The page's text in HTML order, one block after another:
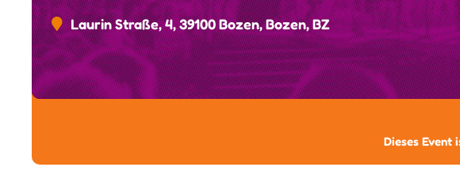
Laurin Straße, 4, 39100 Bozen, Bozen, BZ
Dieses Event